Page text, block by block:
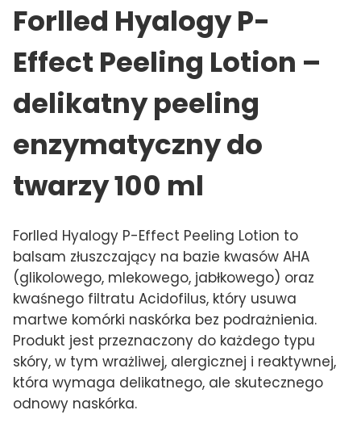
Forlled Hyalogy P-
Effect Peeling Lotion –
delikatny peeling
enzymatyczny do
twarzy 100 ml
Forlled Hyalogy P-Effect Peeling Lotion to
balsam złuszczający na bazie kwasów AHA
(glikolowego, mlekowego, jabłkowego) oraz
kwaśnego filtratu Acidofilus, który usuwa
martwe komórki naskórka bez podrażnienia.
Produkt jest przeznaczony do każdego typu
skóry, w tym wrażliwej, alergicznej i reaktywnej,
która wymaga delikatnego, ale skutecznego
odnowy naskórka.